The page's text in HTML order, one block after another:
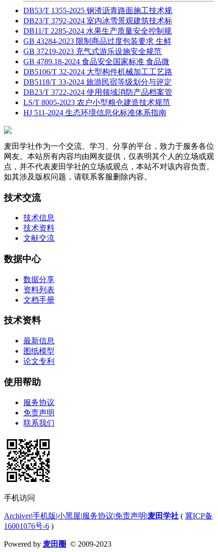
DB53/T 1355-2025 钢渣沥青路面施工技术规
DB23/T 3792-2024 室内冰雪景观建筑技术标
DB11/T 2285-2024 水果生产质量安全控制规
GB 43284-2023 限制商品过度包装要求 生鲜
GB 37219-2023 充气式游乐设施安全规范
GB 4789.18-2024 食品安全国家标准 食品微
DB5106/T 32-2024 大型构件机械加工工艺路
DB5118/T 33-2024 旅游民宿等级划分与评定
DB23/T 3722-2024 使用领域消防产品档案管
LS/T 8005-2023 农户小型粮仓建造技术规范
HJ 511-2024 生态环境信息化标准体系指南
麦田学社作为一个交流、学习、分享的平台，致力于服务各位
网友。本站所有内容均由网友提供，仅表明其个人的立场或观
点，并不代表麦田学社的立场或观点，本站不对该内容负责。
如其涉及版权问题，请联系客服删除内容。
技术交流
技术信息
技术资料
文献交流
数据中心
数据分享
资料列表
文档手册
技术资料
最新信息
图纸模型
论文专利
使用帮助
服务协议
免责声明
联系我们
手机访问
Archiver|手机版|小黑屋|服务协议|免责声明|麦田学社 ( 冀ICP备
16001076号-6 )
Powered by 麦田圈 © 2009-2023